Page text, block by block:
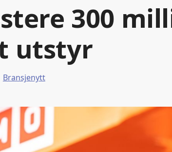
300
utstyr
Bransjenytt